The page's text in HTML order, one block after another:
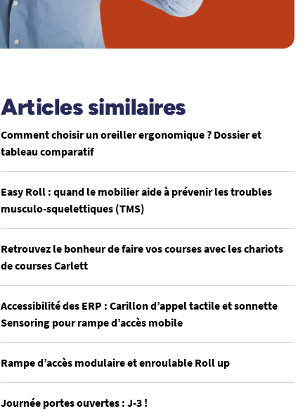
Articles similaires
Comment choisir un oreiller ergonomique ? Dossier et
tableau comparatif
Easy Roll : quand le mobilier aide à prévenir les troubles
musculo-squelettiques (TMS)
Retrouvez le bonheur de faire vos courses avec les chariots
de courses Carlett
Accessibilité des ERP : Carillon d’appel tactile et sonnette
Sensoring pour rampe d’accès mobile
Rampe d’accès modulaire et enroulable Roll up
Journée portes ouvertes : J-3 !